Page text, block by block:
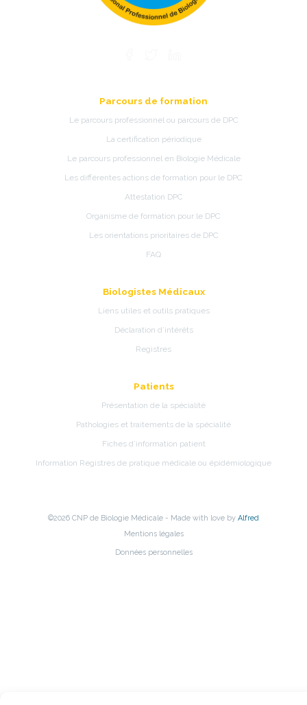
Parcours de formation
Le parcours professionnel ou parcours de DPC
La certification périodique
Le parcours professionnel en Biologie Médicale
Les différentes actions de formation pour le DPC
Attestation DPC
Organisme de formation pour le DPC
Les orientations prioritaires de DPC
FAQ
Biologistes Médicaux
Liens utiles et outils pratiques
Déclaration d’intérêts
Registres
Patients
Présentation de la spécialité
Pathologies et traitements de la spécialité
Fiches d’information patient
Information Registres de pratique médicale ou épidémiologique
©2026 CNP de Biologie Médicale - Made with love by Alfred
Mentions légales
Données personnelles